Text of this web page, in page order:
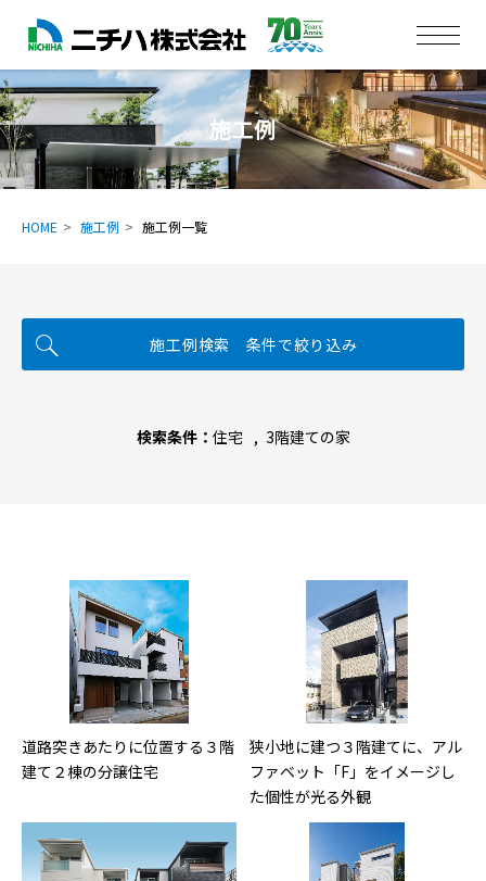
施工例
HOME 施工例 施工例一覧
施工例検索 条件で絞り込み
検索条件： 住宅 3階建ての家
道路突きあたりに位置する３階
建て２棟の分譲住宅
狭小地に建つ３階建てに、アル
ファベット「F」をイメージし
た個性が光る外観